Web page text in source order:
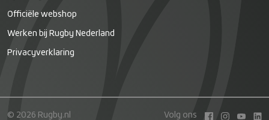
Officiële webshop
Werken bij Rugby Nederland
Privacyverklaring
© 2026 Rugby.nl Volg ons